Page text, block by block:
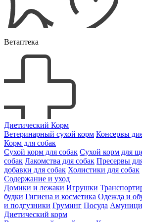
Ветаптека
Диетический Корм
Ветеринарный сухой корм Консервы
Корм для собак
Сухой корм для собак Сухой корм для
собак Лакомства для собак Пресервы
добавки для собак Холистики для собак
Содержание и уход
Домики и лежаки Игрушки
будки Гигиена и косметика Одежда и
и подгузники Груминг Посуда
Диетический корм